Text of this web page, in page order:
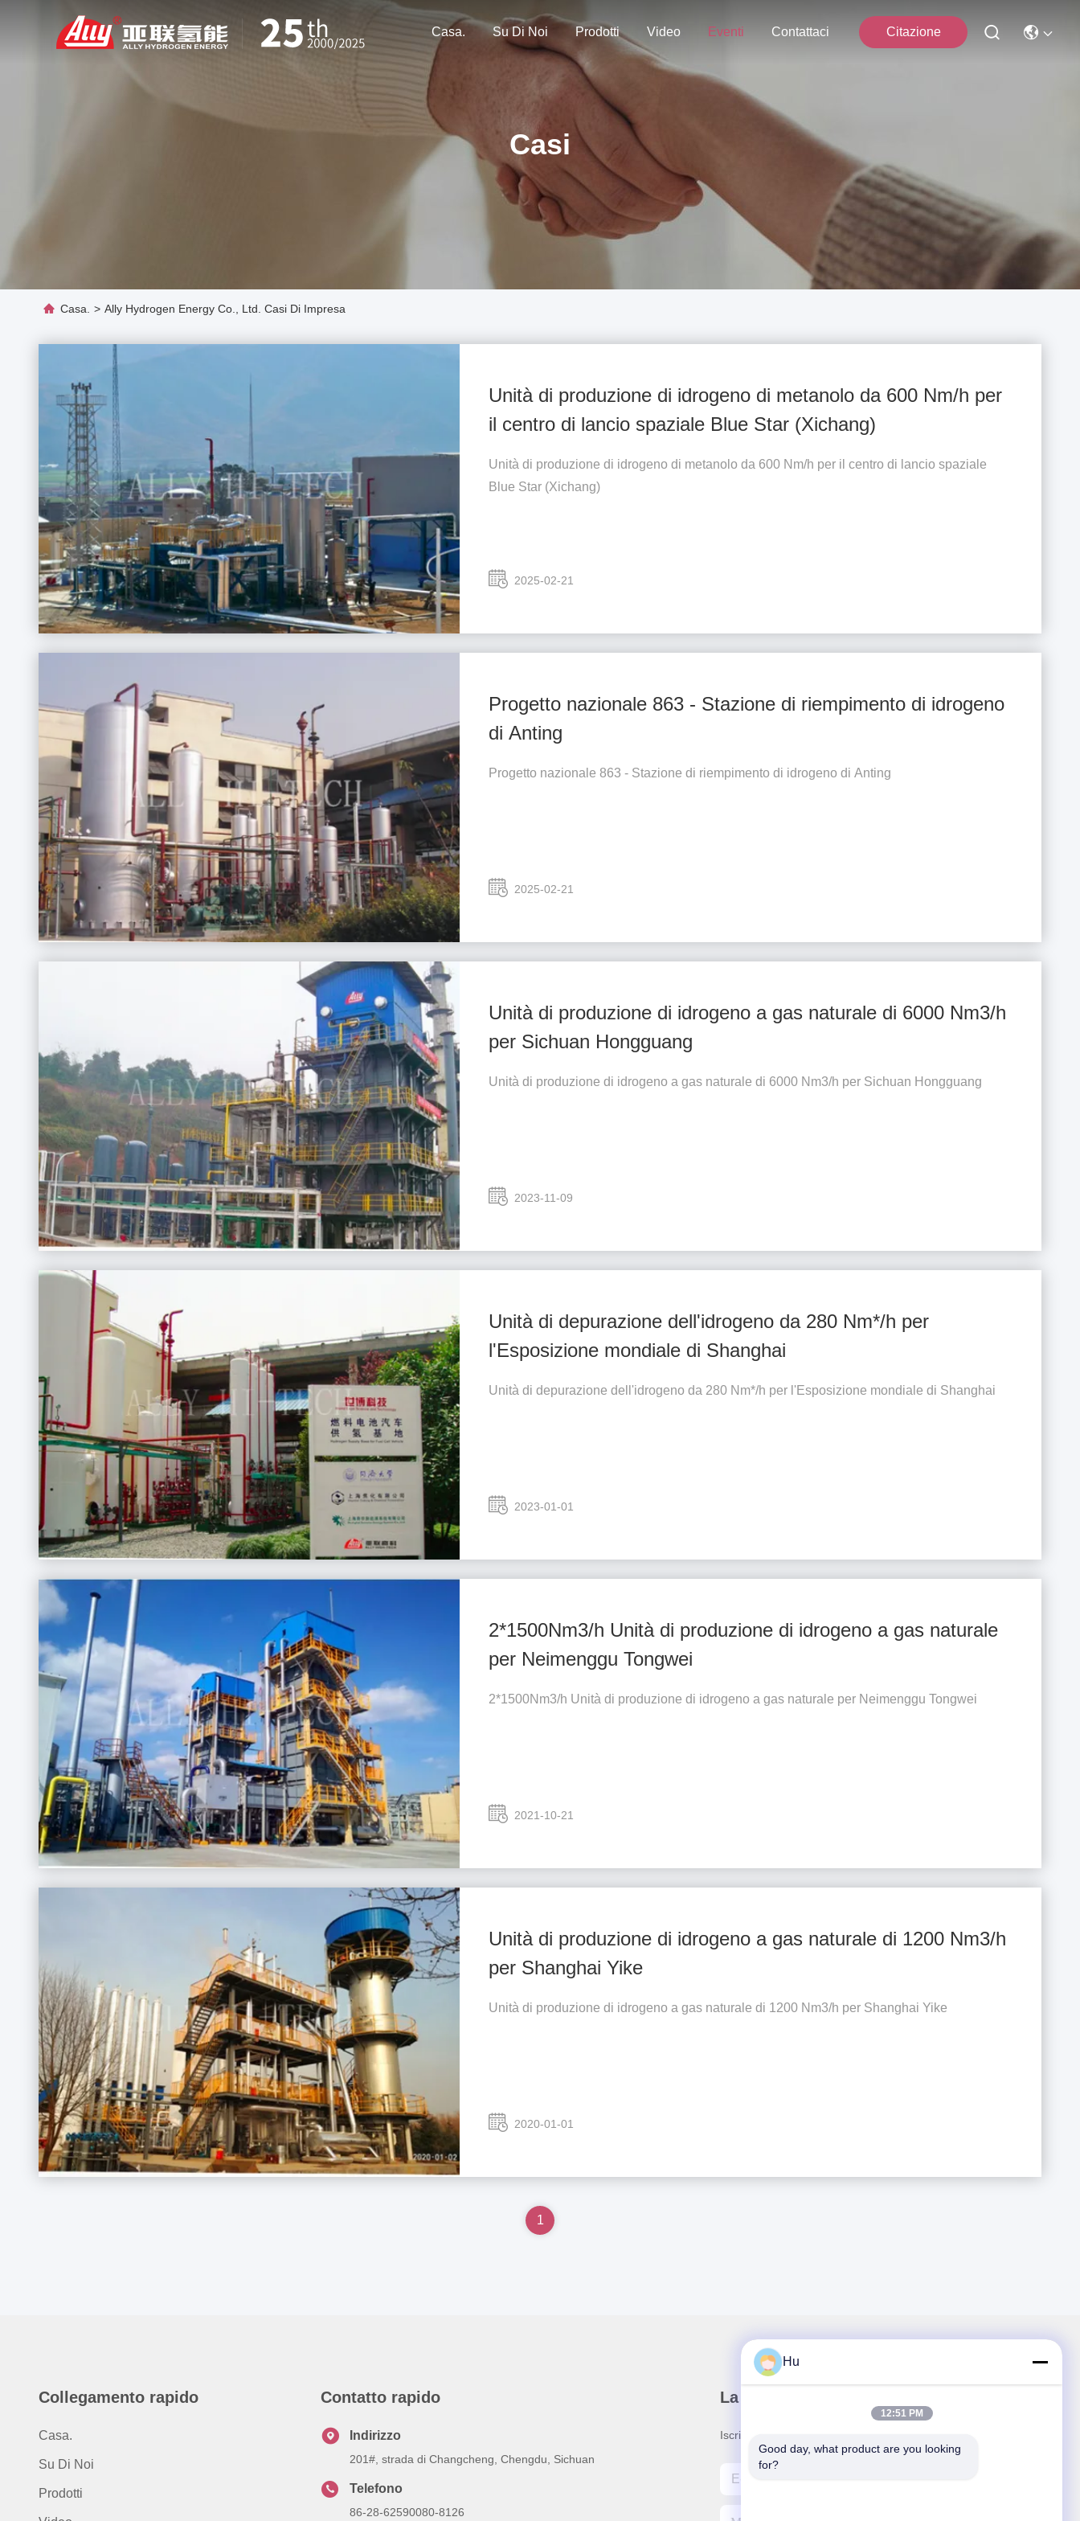
Casa. Su Di Noi Prodotti Video Eventi Contattaci Citazione
Casi
Casa. > Ally Hydrogen Energy Co., Ltd. Casi Di Impresa
Unità di produzione di idrogeno di metanolo da 600 Nm/h per
il centro di lancio spaziale Blue Star (Xichang)
Unità di produzione di idrogeno di metanolo da 600 Nm/h per il centro di lancio spaziale
Blue Star (Xichang)
2025-02-21
Progetto nazionale 863 - Stazione di riempimento di idrogeno
di Anting
Progetto nazionale 863 - Stazione di riempimento di idrogeno di Anting
2025-02-21
Unità di produzione di idrogeno a gas naturale di 6000 Nm3/h
per Sichuan Hongguang
Unità di produzione di idrogeno a gas naturale di 6000 Nm3/h per Sichuan Hongguang
2023-11-09
Unità di depurazione dell'idrogeno da 280 Nm*/h per
l'Esposizione mondiale di Shanghai
Unità di depurazione dell'idrogeno da 280 Nm*/h per l'Esposizione mondiale di Shanghai
2023-01-01
2*1500Nm3/h Unità di produzione di idrogeno a gas naturale
per Neimenggu Tongwei
2*1500Nm3/h Unità di produzione di idrogeno a gas naturale per Neimenggu Tongwei
2021-10-21
Unità di produzione di idrogeno a gas naturale di 1200 Nm3/h
per Shanghai Yike
Unità di produzione di idrogeno a gas naturale di 1200 Nm3/h per Shanghai Yike
2020-01-01
1
Collegamento rapido
Casa.
Su Di Noi
Prodotti
Contatto rapido
Indirizzo
201#, strada di Changcheng, Chengdu, Sichuan
Telefono
86-28-62590080-8126
La nostra newsletter
Iscriviti alla nostra newsletter per sconti e altro.
Hu
12:51 PM
Good day, what product are you looking
for?